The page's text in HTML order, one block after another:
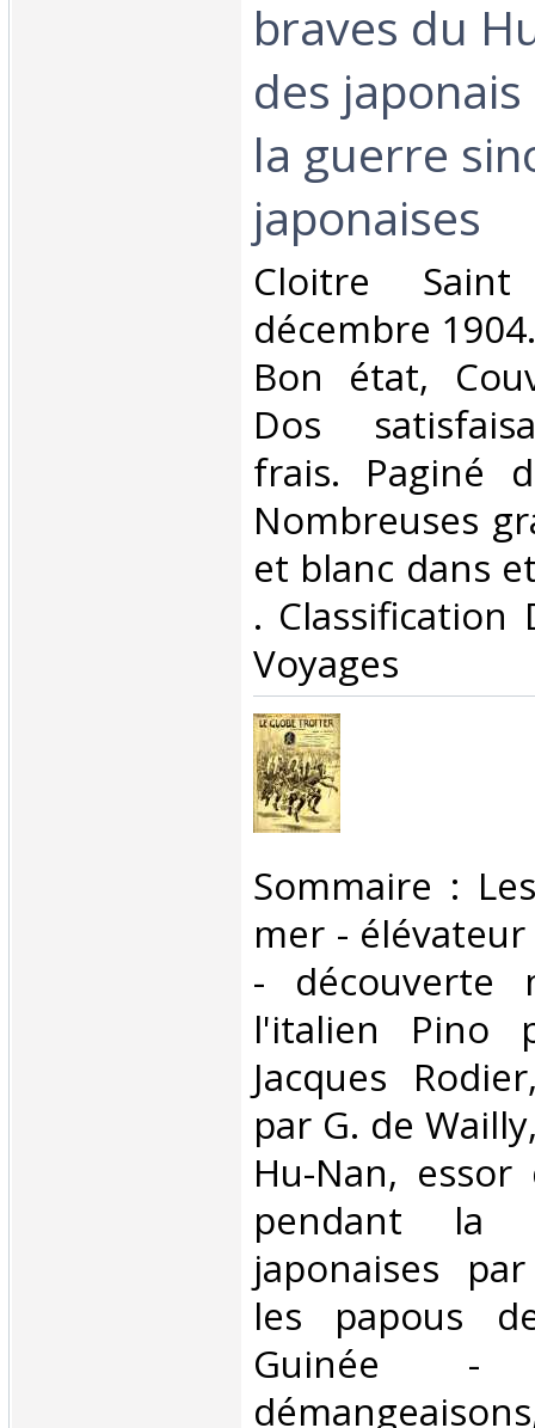
braves du
des
la guerre
japonaises‎
‎Cloitre
décembre
Bon état,
Dos
frais. Paginé
Nombreuses
et blanc dans
. Classification
Voyages‎
‎Sommaire :
mer -
- découverte
l'italien Pino
Jacques
par G. de
Hu-Nan,
pendant la
japonaises
les papous
Guinée -